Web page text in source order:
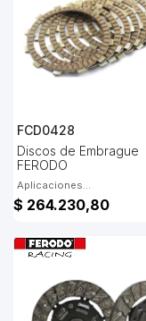
FCD0428
Discos de Embrague
FERODO
Aplicaciones...
$ 264.230,80